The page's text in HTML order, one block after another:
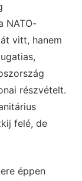
NATO-
vitt, hanem
részvételt.
felé, de
éppen